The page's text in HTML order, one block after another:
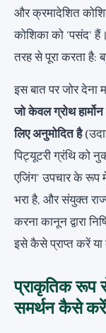
और क्रमादेशित
कोशिका को 'पसंद' हैं।
तरह से पूरा करता है:
इस बात पर जोर देना
जो केवल ग्रोथ
लिए अनुमोदित है
पिट्यूटरी ग्रंथि को
एजिंग' उपचार के रूप
भरा है, और संयुक्त
करना कानून द्वारा
इसे कैसे प्राप्त करें
प्राकृतिक रूप
समर्थन कैसे करें